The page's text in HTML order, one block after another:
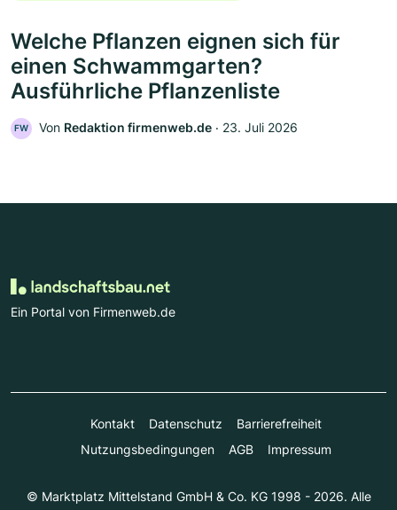
Welche Pflanzen eignen sich für
einen Schwammgarten?
Ausführliche Pflanzenliste
FW Von Redaktion firmenweb.de ‧ 23. Juli 2026
Ein Portal von Firmenweb.de
Kontakt Datenschutz
Barrierefreiheit
Nutzungsbedingungen
AGB Impressum
© Marktplatz Mittelstand GmbH & Co. KG 1998 - 2026. Alle